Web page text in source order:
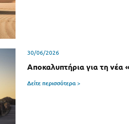
30/06/2026
Αποκαλυπτήρια για τη νέα
Δείτε περισσότερα >